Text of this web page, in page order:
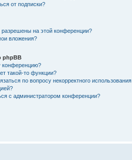
от подписки?
разрешены на этой конференции?
вложения?
phpBB
конференцию?
такой-то функции?
по вопросу некорректного
с администратором конференции?